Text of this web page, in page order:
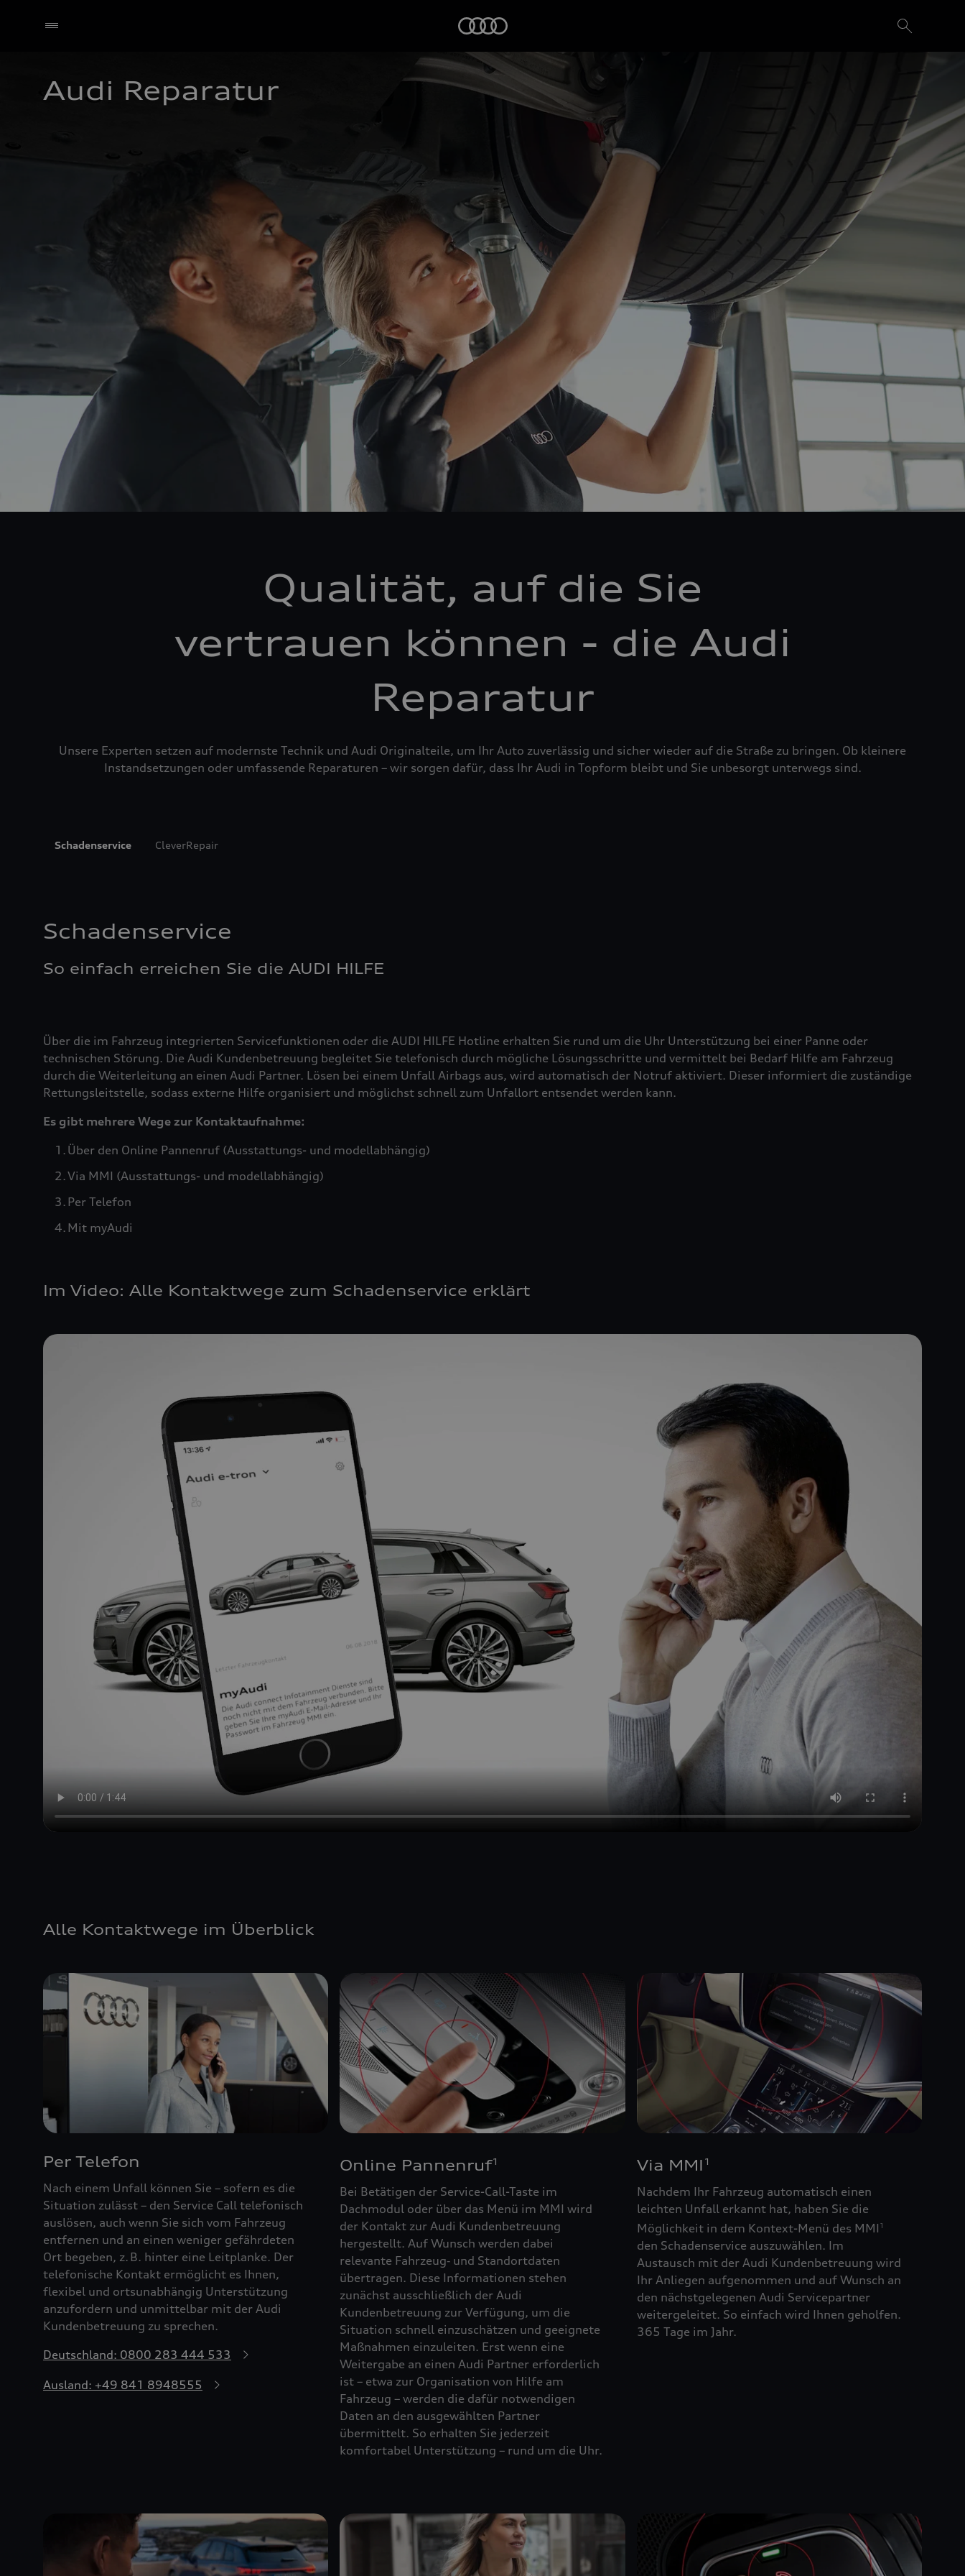
Audi Reparatur
Qualität, auf die Sie
vertrauen können - die Audi
Reparatur
Unsere Experten setzen auf modernste Technik und Audi Originalteile, um Ihr Auto zuverlässig und sicher wieder auf die Straße zu bringen. Ob kleinere
Instandsetzungen oder umfassende Reparaturen – wir sorgen dafür, dass Ihr Audi in Topform bleibt und Sie unbesorgt unterwegs sind.
Schadenservice CleverRepair
Schadenservice
So einfach erreichen Sie die AUDI HILFE
Über die im Fahrzeug integrierten Servicefunktionen oder die AUDI HILFE Hotline erhalten Sie rund um die Uhr Unterstützung bei einer Panne oder
technischen Störung. Die Audi Kundenbetreuung begleitet Sie telefonisch durch mögliche Lösungsschritte und vermittelt bei Bedarf Hilfe am Fahrzeug
durch die Weiterleitung an einen Audi Partner. Lösen bei einem Unfall Airbags aus, wird automatisch der Notruf aktiviert. Dieser informiert die zuständige
Rettungsleitstelle, sodass externe Hilfe organisiert und möglichst schnell zum Unfallort entsendet werden kann.
Es gibt mehrere Wege zur Kontaktaufnahme:
Über den Online Pannenruf (Ausstattungs- und modellabhängig)
Via MMI (Ausstattungs- und modellabhängig)
Per Telefon
Mit myAudi
Im Video: Alle Kontaktwege zum Schadenservice erklärt
Alle Kontaktwege im Überblick
Per Telefon
Nach einem Unfall können Sie – sofern es die
Situation zulässt – den Service Call telefonisch
auslösen, auch wenn Sie sich vom Fahrzeug
entfernen und an einen weniger gefährdeten
Ort begeben, z. B. hinter eine Leitplanke. Der
telefonische Kontakt ermöglicht es Ihnen,
flexibel und ortsunabhängig Unterstützung
anzufordern und unmittelbar mit der Audi
Kundenbetreuung zu sprechen.
Deutschland: 0800 283 444 533
Ausland: +49 841 8948555
Online Pannenruf1
Bei Betätigen der Service-Call-Taste im
Dachmodul oder über das Menü im MMI wird
der Kontakt zur Audi Kundenbetreuung
hergestellt. Auf Wunsch werden dabei
relevante Fahrzeug‑ und Standortdaten
übertragen. Diese Informationen stehen
zunächst ausschließlich der Audi
Kundenbetreuung zur Verfügung, um die
Situation schnell einzuschätzen und geeignete
Maßnahmen einzuleiten. Erst wenn eine
Weitergabe an einen Audi Partner erforderlich
ist – etwa zur Organisation von Hilfe am
Fahrzeug – werden die dafür notwendigen
Daten an den ausgewählten Partner
übermittelt. So erhalten Sie jederzeit
komfortabel Unterstützung – rund um die Uhr.
Via MMI 1
Nachdem Ihr Fahrzeug automatisch einen
leichten Unfall erkannt hat, haben Sie die
Möglichkeit in dem Kontext-Menü des MMI 1
den Schadenservice auszuwählen. Im
Austausch mit der Audi Kundenbetreuung wird
Ihr Anliegen aufgenommen und auf Wunsch an
den nächstgelegenen Audi Servicepartner
weitergeleitet. So einfach wird Ihnen geholfen.
365 Tage im Jahr.